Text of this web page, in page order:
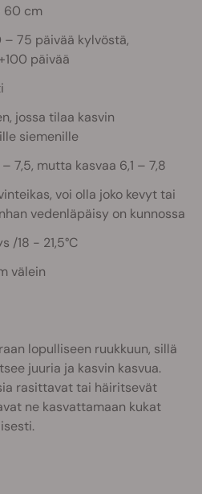
60 cm
– 75 päivää kylvöstä,
päivää
jossa tilaa kasvin
siemenille
7,5, mutta kasvaa 6,1 – 7,8
voi olla joko kevyt tai
vedenläpäisy on kunnossa
/18 - 21,5°C
välein
lopulliseen ruukkuun, sillä
juuria ja kasvin kasvua.
rasittavat tai häiritsevät
ne kasvattamaan kukat